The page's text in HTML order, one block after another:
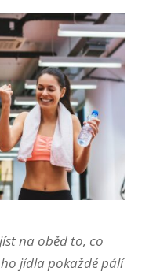
na oběd to, co
jídla pokaždé pálí